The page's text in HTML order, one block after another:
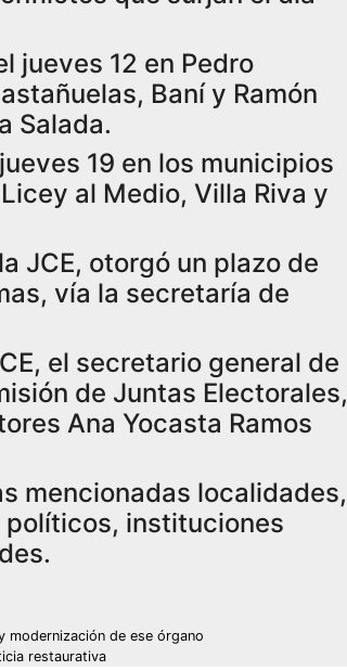
jueves 12 en Pedro
Baní y Ramón
Salada.
19 en los municipios
al Medio, Villa Riva y
JCE, otorgó un plazo de
vía la secretaría de
el secretario general de
de Juntas Electorales,
Ana Yocasta Ramos
mencionadas localidades,
instituciones
modernización de ese órgano
restaurativa